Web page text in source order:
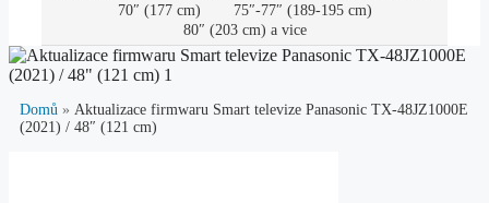
70″ (177 cm)
75″-77″ (189-195 cm)
80″ (203 cm) a vice
Domů » Aktualizace firmwaru Smart televize Panasonic TX-48JZ1000E
(2021) / 48″ (121 cm)